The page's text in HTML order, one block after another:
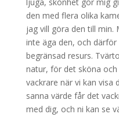
den med flera olika
jag vill göra den till min.
inte äga den, och
begränsad resurs.
natur, för det sköna
vackrare när vi kan visa
sanna värde får det
med dig, och ni kan se